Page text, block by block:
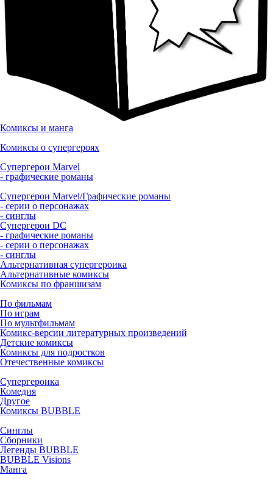
Комиксы и манга
Комиксы о супергероях
Супергерои Marvel
- графические романы
Супергерои Marvel/Графические романы
- серии о персонажах
- синглы
Супергерои DC
- графические романы
- серии о персонажах
- синглы
Альтернативная супергероика
Альтернативные комиксы
Комиксы по франшизам
По фильмам
По играм
По мультфильмам
Комикс-версии литературных произведений
Детские комиксы
Комиксы для подростков
Отечественные комиксы
Супергероика
Комедия
Другое
Комиксы BUBBLE
Синглы
Сборники
Легенды BUBBLE
BUBBLE Visions
Манга